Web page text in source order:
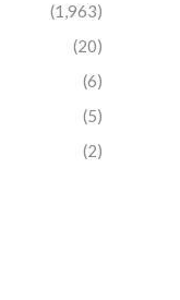
(1,963)
(20)
(6)
(5)
(2)